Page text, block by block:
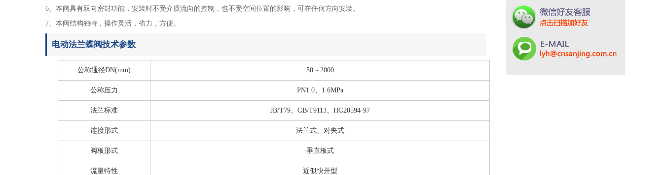
6、本阀具有双向密封功能，安装时不受介质流向的控制，也不受空间位置的影响，可在任何方向安装。
7、本阀结构独特，操作灵活，省力，方便。
电动法兰蝶阀技术参数
公称通径DN(mm) 50～2000
公称压力 PN1.0、1.6MPa
法兰标准 JB/T79、GB/T9113、HG20594-97
连接形式 法兰式、对夹式
阀板形式 垂直板式
流量特性 近似快开型